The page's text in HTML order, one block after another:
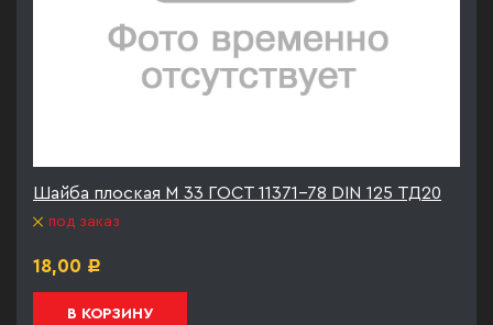
Шайба плоская М 33 ГОСТ 11371-78 DIN 125 ТД20
под заказ
18,00 Р
В КОРЗИНУ